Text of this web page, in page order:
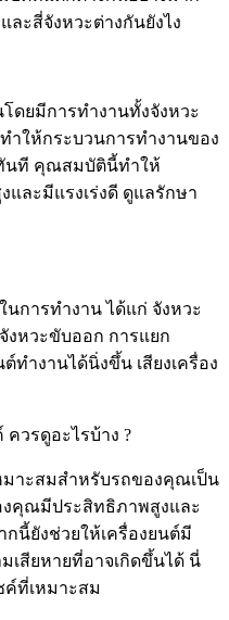
ละสี่จังหวะต่างกันยังไง
ดยมีการทำงานทั้งจังหวะ
ำให้กระบวนการทำงานของ
นที คุณสมบัตินี้ทำให้
และมีแรงเร่งดี ดูแลรักษา
นการทำงาน ได้แก่ จังหวะ
งหวะขับออก การแยก
ทำงานได้นิ่งขึ้น เสียงเครื่อง
ควรดูอะไรบ้าง ?
มาะสมสำหรับรถของคุณเป็น
งคุณมีประสิทธิภาพสูงและ
นี้ยังช่วยให้เครื่องยนต์มี
เสียหายที่อาจเกิดขึ้นได้ นี่
ค์ที่เหมาะสม